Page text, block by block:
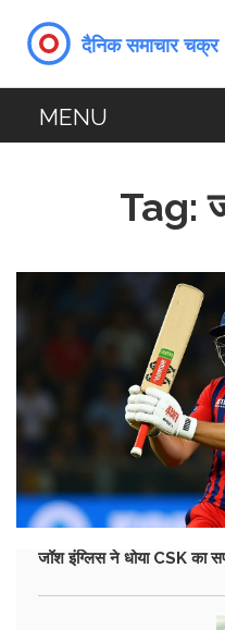
Tag:
जॉश इंग्लिस ने धोया CSK का